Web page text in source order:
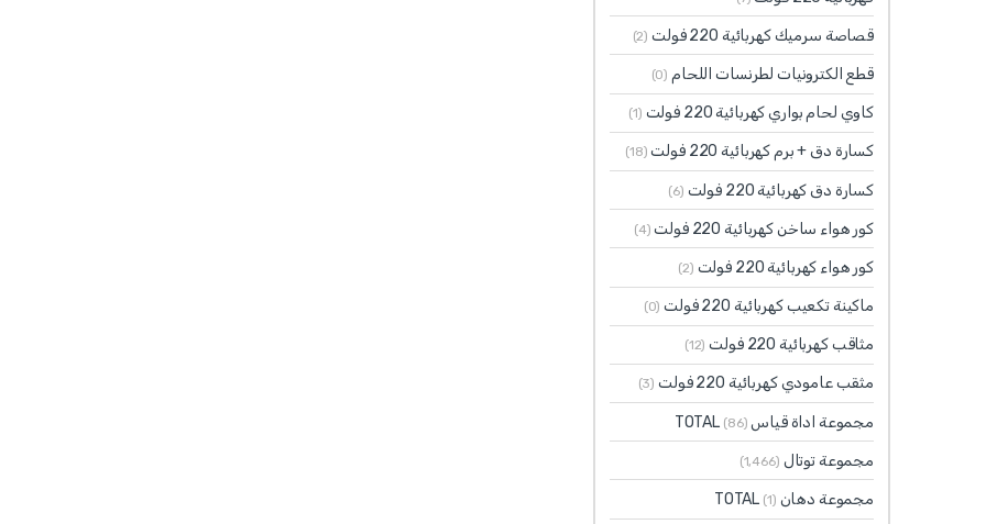
قصاصة سرميك كهربائية 220 فولت (2)
قطع الكترونيات لطرنسات اللحام (0)
كاوي لحام بواري كهربائية 220 فولت (1)
كسارة دق + برم كهربائية 220 فولت (18)
كسارة دق كهربائية 220 فولت (6)
كور هواء ساخن كهربائية 220 فولت (4)
كور هواء كهربائية 220 فولت (2)
ماكينة تكعيب كهربائية 220 فولت (0)
مثاقب كهربائية 220 فولت (12)
مثقب عامودي كهربائية 220 فولت (3)
مجموعة اداة قياس TOTAL (86)
مجموعة توتال (1٬466)
مجموعة دهان TOTAL (1)